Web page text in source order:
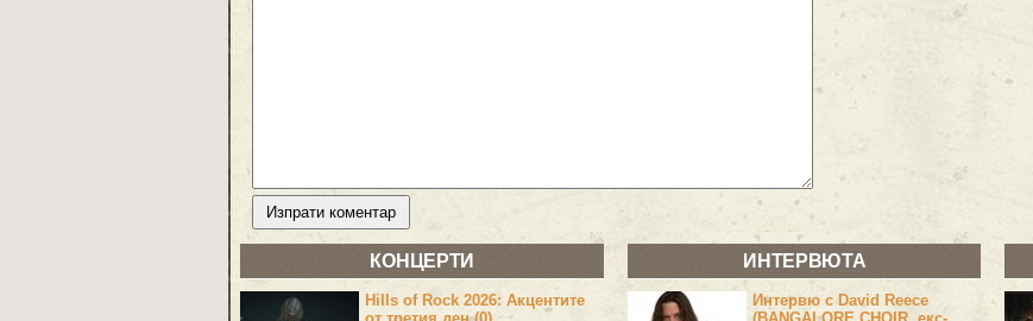
КОНЦЕРТИ
Hills of Rock 2026: Акцентите
ИНТЕРВЮТА
Интервю с David Reece